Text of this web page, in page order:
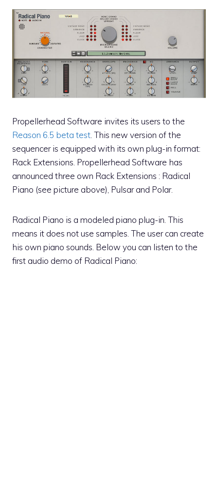
Propellerhead Software invites its users to the
Reason 6.5 beta test . This new version of the
sequencer is equipped with its own plug-in format:
Rack Extensions. Propellerhead Software has
announced three own Rack Extensions : Radical
Piano (see picture above), Pulsar and Polar.
Radical Piano is a modeled piano plug-in. This
means it does not use samples. The user can create
his own piano sounds. Below you can listen to the
first audio demo of Radical Piano: